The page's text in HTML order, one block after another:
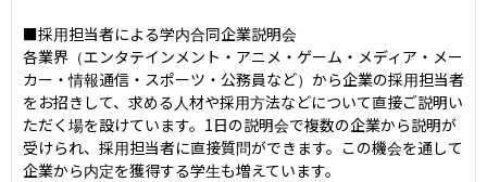
■採用担当者による学内合同企業説明会
各業界（エンタテインメント・アニメ・ゲーム・メディア・メー
カー・情報通信・スポーツ・公務員など）から企業の採用担当者
をお招きして、求める人材や採用方法などについて直接ご説明い
ただく場を設けています。1日の説明会で複数の企業から説明が
受けられ、採用担当者に直接質問ができます。この機会を通して
企業から内定を獲得する学生も増えています。